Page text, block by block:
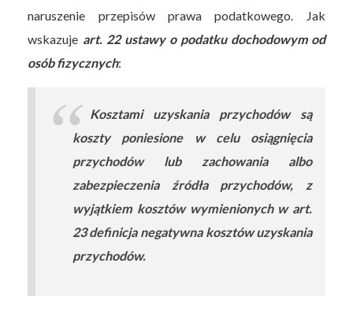
naruszenie przepisów prawa podatkowego. Jak
wskazuje art. 22 ustawy o podatku dochodowym od
osób fizycznych:
Kosztami uzyskania przychodów są
koszty poniesione w celu osiągnięcia
przychodów lub zachowania albo
zabezpieczenia źródła przychodów, z
wyjątkiem kosztów wymienionych w art.
23 definicja negatywna kosztów uzyskania
przychodów.